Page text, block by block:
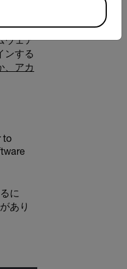
ウェア
ンする
、アカ
to
に
あり